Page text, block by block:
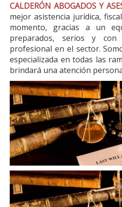
CALDERÓN ABOGADOS Y
mejor asistencia jurídica,
momento, gracias a un
preparados, serios y con
profesional en el sector.
especializada en todas las
brindará una atención